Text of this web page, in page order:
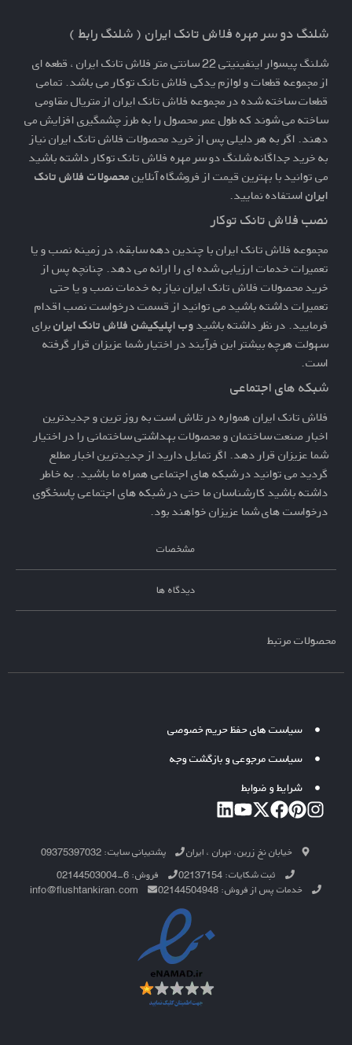
مشخصات
دیدگاه ها
شلنگ دو سر مهره فلاش تانک ایران ( شلنگ رابط )
شلنگ پیسوار اینفینیتی 22 سانتی متر
فلاش تانک ایران ، قطعه ای
از مجموعه قطعات ولوازم یدکی فلاش تانک توکار می باشد. تمامی
قطعات ساخته شده در مجموعه فلاش تانک ایران از متریال مقاومی
ساخته می شوند که طول عمر محصول را به طرز چشمگیری افزایش می
دهند. اگر به هر دلیلی پس از خرید محصولات فلاش تانک ایران نیاز
به خرید جداگانهشلنگ دو سر مهره فلاش تانک توکار داشته باشید
می توانید با بهترین قیمت از فروشگاه آنلاینمحصولات فلاش تانک
ایراناستفاده نمایید.
نصب فلاش تانک توکار
مجموعه فلاش تانک ایران با چندین دهه سابقه، در زمینه نصب و یا
تعمیرات خدمات ارزیابی شده ای را ارائه می دهد. چنانچه پس از
خرید محصولات فلاش تانک ایران نیاز به خدمات نصب و یا حتی
تعمیرات داشته باشید می توانید از قسمتدرخواست نصباقدام
فرمایید. در نظر داشته باشیدوب اپلیکیشن فلاش تانک ایرانبرای
سهولت هرچه بیشتر این فرآیند در اختیار شما عزیزان قرار گرفته
است.
شبکه های اجتماعی
فلاش تانک ایران همواره در تلاش است به روز ترین و جدیدترین
اخبار صنعت ساختمان و محصولات بهداشتی ساختمانی را در اختیار
شما عزیزان قرار دهد. اگر تمایل دارید از جدیدترین اخبار مطلع
گردید می توانید در شبکه های اجتماعی همراه ما باشید. به خاطر
داشته باشید کارشناسان ما حتی در شبکه های اجتماعی پاسخگوی
درخواست های شما عزیزان خواهند بود.
محصولات مرتبط
سیاست های حفظ حریم خصوصی
سیاست مرجوعی و بازگشت وجه
شرایط و ضوابط
خیابان نخ زرین، تهران ، ایران
پشتیبانی سایت: 09375397032
ثبت شکایات: 02137154
فروش: 6-02144503004
خدمات پس از فروش: 02144504948
info@flushtankiran.com